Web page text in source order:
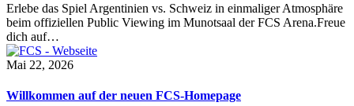
Erlebe das Spiel Argentinien vs. Schweiz in einmaliger Atmosphäre
beim offiziellen Public Viewing im Munotsaal der FCS Arena.Freue
dich auf…
Mai 22, 2026
Willkommen auf der neuen FCS-Homepage